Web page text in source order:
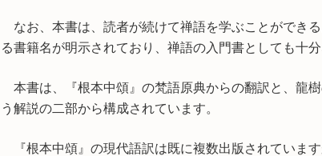
なお、本書は、読者が続けて禅語を学ぶことができ
る書籍名が明示されており、禅語の入門書としても十
本書は、『根本中頌』の梵語原典からの翻訳と、龍
う解説の二部から構成されています。
『根本中頌』の現代語訳は既に複数出版されていま